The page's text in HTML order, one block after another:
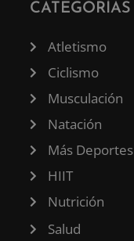
CATEGORÍAS
Atletismo
Ciclismo
Musculación
Natación
Más Deportes
HIIT
Nutrición
Salud